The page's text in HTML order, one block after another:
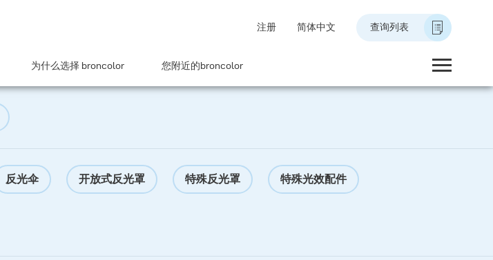
注册 简体中文 查询列表
为什么选择 broncolor 您附近的broncolor
反光伞 开放式反光罩 特殊反光罩 特殊光效配件